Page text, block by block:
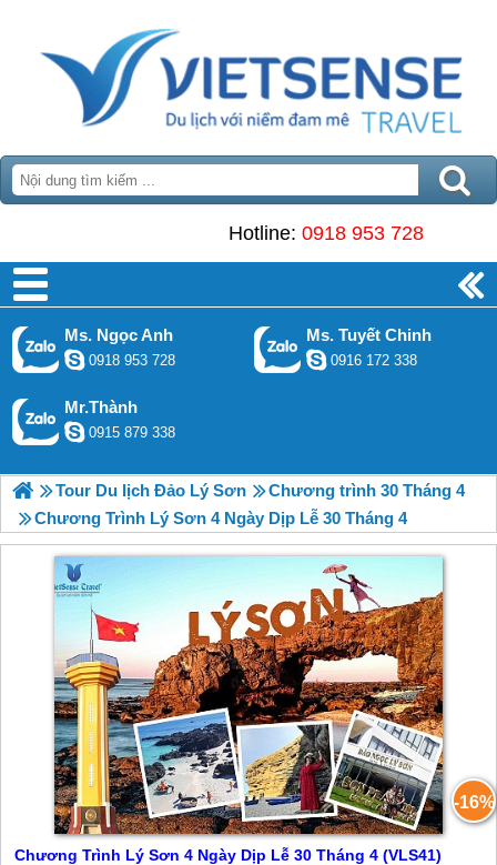
Hotline: 0918 953 728
Ms. Ngọc Anh
0918 953 728
Ms. Tuyết Chinh
0916 172 338
Mr.Thành
0915 879 338
Tour Du lịch Đảo Lý Sơn
Chương trình 30 Tháng 4
Chương Trình Lý Sơn 4 Ngày Dịp Lễ 30 Tháng 4
-16%
Chương Trình Lý Sơn 4 Ngày Dịp Lễ 30 Tháng 4 (VLS41)